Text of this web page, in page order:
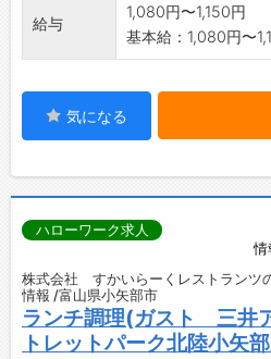
給与
1,080円〜1,150円
基本給：1,080円〜
気になる
情
ハローワーク求人
株式会社 すかいらーくレストランツ
情報 /富山県小矢部市
ランチ調理(ガスト 三井
トレットパーク北陸小矢